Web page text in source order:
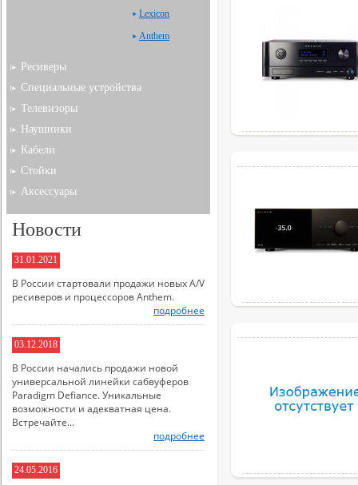
Lexicon
Anthem
Ресиверы
Специальные устройства
Телевизоры
Наушники
Кабели
Стойки
Аксессуары
Новости
31.01.2021
В России стартовали продажи новых A/V
ресиверов и процессоров Anthem.
подробнее
03.12.2018
В России начались продажи новой
универсальной линейки сабвуферов
Paradigm Defiance. Уникальные
возможности и адекватная цена.
Встречайте...
подробнее
24.05.2016